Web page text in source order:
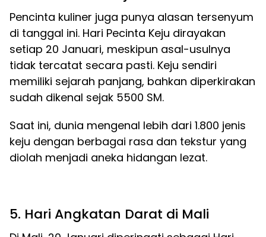
Pencinta kuliner juga punya alasan tersenyum
di tanggal ini. Hari Pecinta Keju dirayakan
setiap 20 Januari, meskipun asal-usulnya
tidak tercatat secara pasti. Keju sendiri
memiliki sejarah panjang, bahkan diperkirakan
sudah dikenal sejak 5500 SM.
Saat ini, dunia mengenal lebih dari 1.800 jenis
keju dengan berbagai rasa dan tekstur yang
diolah menjadi aneka hidangan lezat.
5. Hari Angkatan Darat di Mali